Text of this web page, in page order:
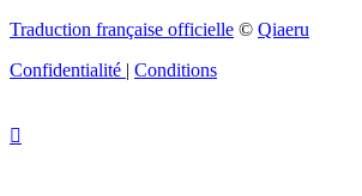
Traduction française officielle © Qiaeru
Confidentialité | Conditions